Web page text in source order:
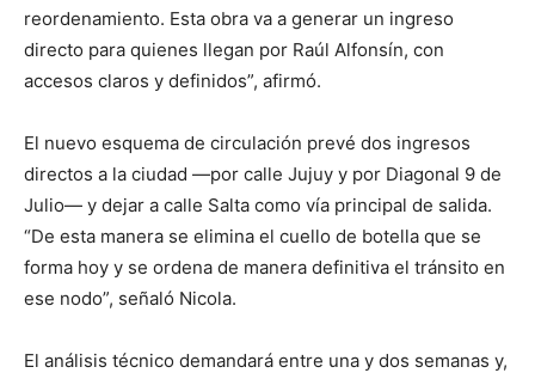
reordenamiento. Esta obra va a generar un ingreso
directo para quienes llegan por Raúl Alfonsín, con
accesos claros y definidos”, afirmó.
El nuevo esquema de circulación prevé dos ingresos
directos a la ciudad —por calle Jujuy y por Diagonal 9 de
Julio— y dejar a calle Salta como vía principal de salida.
“De esta manera se elimina el cuello de botella que se
forma hoy y se ordena de manera definitiva el tránsito en
ese nodo”, señaló Nicola.
El análisis técnico demandará entre una y dos semanas y,